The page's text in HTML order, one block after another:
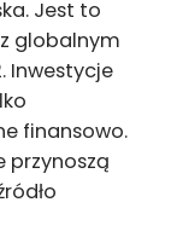
Jest to
globalnym
Inwestycje
finansowo.
przynoszą